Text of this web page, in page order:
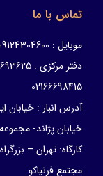
تماس با ما
موبایل : 09124304600
دفتر مرکزی : 02166693625
02166698415
آدرس انبار :
خیابان پژاند- مجموعه
کارگاه: تهران –
مجتمع فرنیاکو